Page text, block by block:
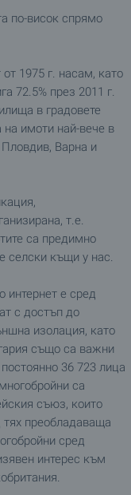
по-висок спрямо
1975 г. насам, като
72.5% през 2011 г.
в градовете
на имоти най-вече в
Варна и
т.е.
са предимно
селски къщи у нас.
интернет е сред
с достъп до
изолация, като
също са важни
36 723 лица
са
съюз, които
преобладаваща
сред
интерес към